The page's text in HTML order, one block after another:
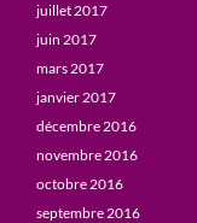
juillet 2017
juin 2017
mars 2017
janvier 2017
décembre 2016
novembre 2016
octobre 2016
septembre 2016